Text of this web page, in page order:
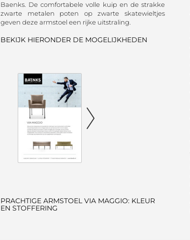
Baenks. De comfortabele volle kuip en de strakke
zwarte metalen poten op zwarte skatewieltjes
geven deze armstoel een rijke uitstraling.
BEKIJK HIERONDER DE MOGELIJKHEDEN
PRACHTIGE ARMSTOEL VIA MAGGIO: KLEUR
EN STOFFERING